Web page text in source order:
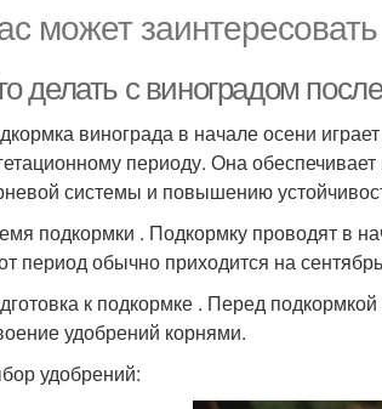
может заинтересовать
делать с виноградом
винограда в начале осени
периоду. Она
системы и повышению
подкормки . Подкормку проводят в
период обычно приходится на
к подкормке . Перед
удобрений корнями.
удобрений: